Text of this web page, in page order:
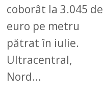
coborât la 3.045 de
euro pe metru
pătrat în iulie.
Ultracentral,
Nord…